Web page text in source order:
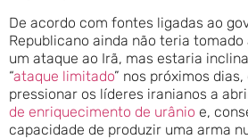
De acordo com fontes ligadas ao
Republicano ainda não teria
um ataque ao Irã, mas estaria
“ataque limitado” nos próximos
pressionar os líderes iranianos a
de enriquecimento de urânio e,
capacidade de produzir uma arma